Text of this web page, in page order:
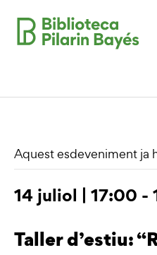
Aquest esdeveniment ja
14 juliol | 17:00 -
Taller d’estiu: